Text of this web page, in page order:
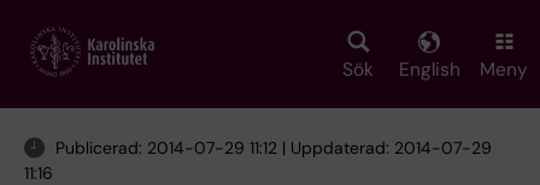
main
Sök English Meny
Publicerad: 2014-07-29 11:12 | Uppdaterad: 2014-07-29
11:16